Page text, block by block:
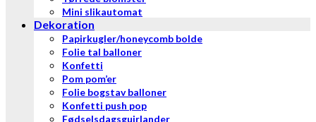
Mini slikautomat
Dekoration
Papirkugler/honeycomb bolde
Folie tal balloner
Konfetti
Pom pom’er
Folie bogstav balloner
Konfetti push pop
Fødselsdagsguirlander